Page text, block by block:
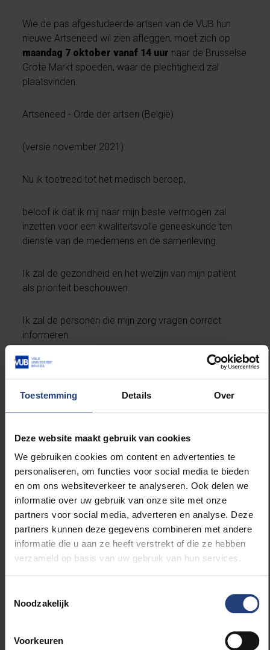
Toestemming Details Over
Deze website maakt gebruik van cookies
We gebruiken cookies om content en advertenties te
personaliseren, om functies voor social media te bieden
en om ons websiteverkeer te analyseren. Ook delen we
informatie over uw gebruik van onze site met onze
partners voor social media, adverteren en analyse. Deze
partners kunnen deze gegevens combineren met andere
informatie die u aan ze heeft verstrekt of die ze hebben
verzameld op basis van uw gebruik van hun services.
Noodzakelijk
Voorkeuren
Wie de pas afgestudeerde artsen van de VUB hun
nieuwe Artseneed wil zien afleggen, moet zich op
maandag 7 oktober vanaf 14 uur naar de Brusselse
Grote Markt spoeden, waar de plechtigheid zal
plaatsvinden.
Artseneed - Orde der artsen (België)
(versie november 2021)
Nu ik toetreed tot het medisch beroep,
beloof ik dat ik mij naar mijn beste vermogen zal
inzetten voor een kwaliteitsvolle geneeskunde ten
dienste van de medemens en de samenleving.
Ik zal de gezondheid en het welzijn van mijn patiënt
als prioriteit beschouwen.
Ik zal de personen die mijn zorg vragen correct
informeren.
Ik zal de autonomie en de waardigheid van mijn
patiënt eerbiedigen.
Ik zal erop toezien dat het menselijk leven optimaal
Ik zal mijn plicht ten aanzien van mijn patiënt vervullen
zonder onderscheid van leeftijd, ziekte of handicap,
levensbeschouwing, etnische afstamming, gender,
nationaliteit, politieke overtuiging, ras, seksuele
geaardheid, sociale stand of enige andere factor.
bewaren, ook na de dood van mijn patiënt.
Ik zal het beroep van arts plichtsbewust en waardig